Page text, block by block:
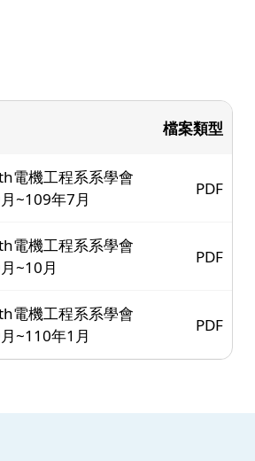
檔案類型
電機工程系系學會
~109年7月
PDF
電機工程系系學會
~10月
PDF
電機工程系系學會
~110年1月
PDF